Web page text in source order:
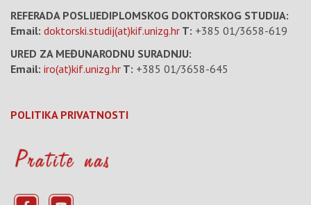
REFERADA POSLIJEDIPLOMSKOG DOKTORSKOG STUDIJA:
Email: doktorski.studij(at)kif.unizg.hr T: +385 01/3658-619
URED ZA MEĐUNARODNU SURADNJU:
Email: iro(at)kif.unizg.hr T: +385 01/3658-645
POLITIKA PRIVATNOSTI